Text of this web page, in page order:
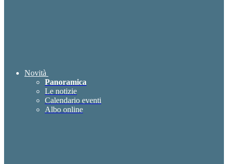
Novità
Panoramica
Le notizie
Calendario eventi
Albo online